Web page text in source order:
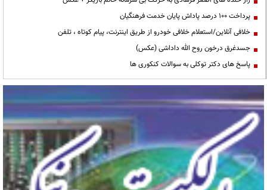
پرداخت ۱۰۰ درصد پاداش پایان خدمت فرهنگیان
خلافی آنلاین/استعلام خلافی خودرو از طریق اینترنت، پیام کوتاه ، تلفن
جسدغرق درخون روح الله داداشی (عکس)
پاسخ های دکتر توکلی به سوالات کنکوری ها